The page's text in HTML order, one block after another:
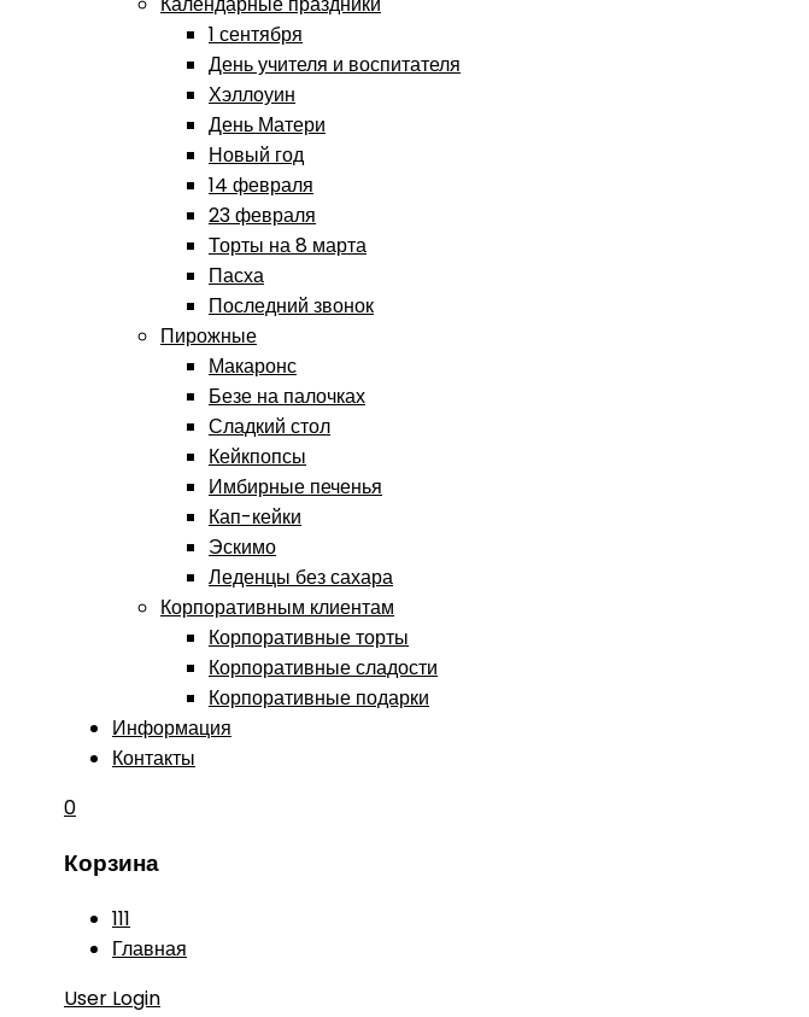
1 сентября
День учителя и воспитателя
Хэллоуин
День Матери
Новый год
14 февраля
23 февраля
Торты на 8 марта
Пасха
Последний звонок
Пирожные
Макаронс
Безе на палочках
Сладкий стол
Кейкпопсы
Имбирные печенья
Кап-кейки
Эскимо
Леденцы без сахара
Корпоративным клиентам
Корпоративные торты
Корпоративные сладости
Корпоративные подарки
Информация
Контакты
0
Корзина
111
Главная
User Login